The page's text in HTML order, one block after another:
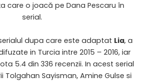
care o joacă pe Dana Pescaru în
serial.
dupa care este adaptat Lia, a
in Turcia intre 2015 – 2016, iar
5.4 din 336 recenzii. In acest serial
Tolgahan Sayisman, Amine Gulse si